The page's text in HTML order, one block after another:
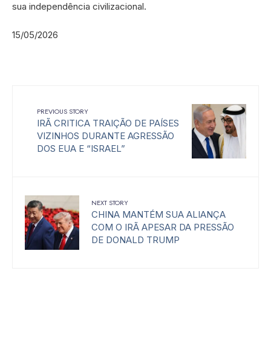
sua independência civilizacional.
15/05/2026
PREVIOUS STORY
IRÃ CRITICA TRAIÇÃO DE PAÍSES
VIZINHOS DURANTE AGRESSÃO
DOS EUA E “ISRAEL”
NEXT STORY
CHINA MANTÉM SUA ALIANÇA
COM O IRÃ APESAR DA PRESSÃO
DE DONALD TRUMP